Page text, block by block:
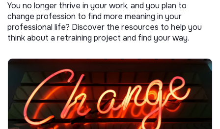
You no longer thrive in your work, and you plan to
change profession to find more meaning in your
professional life? Discover the resources to help you
think about a retraining project and find your way.